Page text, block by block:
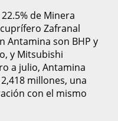
de Minera
Zafranal
Antamina son BHP y
y Mitsubishi
a julio, Antamina
millones, una
con el mismo